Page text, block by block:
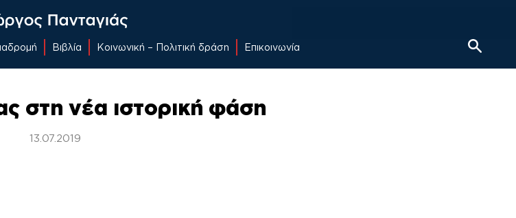
Βιβλία Κοινωνική – Πολιτική δράση Επικοινωνία
στη νέα ιστορική φάση
13.07.2019